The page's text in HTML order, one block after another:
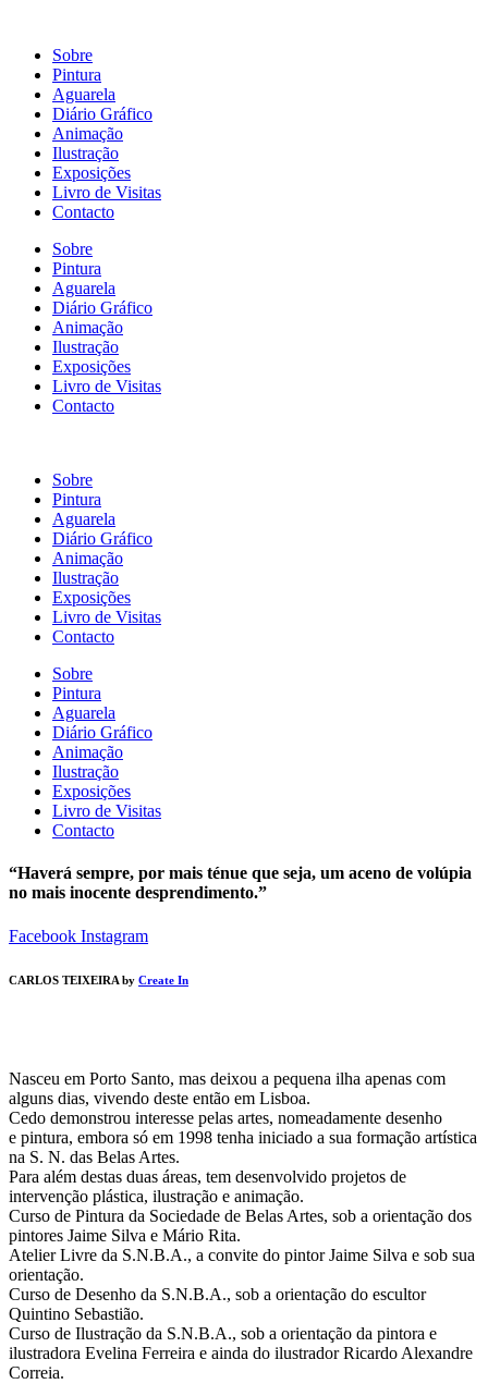
Sobre
Pintura
Aguarela
Diário Gráfico
Animação
Ilustração
Exposições
Livro de Visitas
Contacto
Sobre
Pintura
Aguarela
Diário Gráfico
Animação
Ilustração
Exposições
Livro de Visitas
Contacto
Sobre
Pintura
Aguarela
Diário Gráfico
Animação
Ilustração
Exposições
Livro de Visitas
Contacto
Sobre
Pintura
Aguarela
Diário Gráfico
Animação
Ilustração
Exposições
Livro de Visitas
Contacto
“Haverá sempre, por mais ténue que seja, um aceno de volúpia
no mais inocente desprendimento.”
Facebook Instagram
CARLOS TEIXEIRA by Create In
Nasceu em Porto Santo, mas deixou a pequena ilha apenas com
alguns dias, vivendo deste então em Lisboa.
Cedo demonstrou interesse pelas artes, nomeadamente desenho
e pintura, embora só em 1998 tenha iniciado a sua formação artística
na S. N. das Belas Artes.
Para além destas duas áreas, tem desenvolvido projetos de
intervenção plástica, ilustração e animação.
Curso de Pintura da Sociedade de Belas Artes, sob a orientação dos
pintores Jaime Silva e Mário Rita.
Atelier Livre da S.N.B.A., a convite do pintor Jaime Silva e sob sua
orientação.
Curso de Desenho da S.N.B.A., sob a orientação do escultor
Quintino Sebastião.
Curso de Ilustração da S.N.B.A., sob a orientação da pintora e
ilustradora Evelina Ferreira e ainda do ilustrador Ricardo Alexandre
Correia.